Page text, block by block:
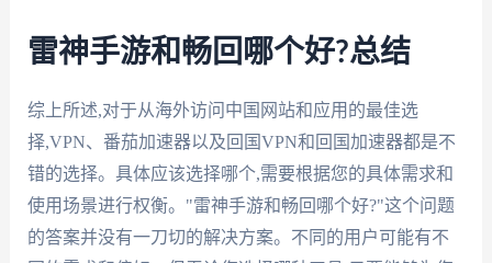
雷神手游和畅回哪个好?总结
综上所述,对于从海外访问中国网站和应用的最佳选
择,VPN、番茄加速器以及回国VPN和回国加速器都是不
错的选择。具体应该选择哪个,需要根据您的具体需求和
使用场景进行权衡。"雷神手游和畅回哪个好?"这个问题
的答案并没有一刀切的解决方案。不同的用户可能有不